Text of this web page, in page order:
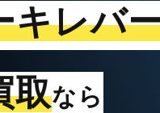
キレバ
取なら